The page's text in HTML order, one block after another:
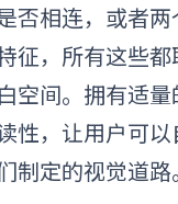
否相连，或者
征，所有这些
空间。拥有适
性，让用户可
制定的视觉道路。